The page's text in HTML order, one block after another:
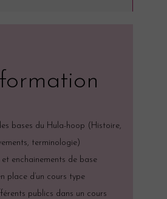
bases du Hula-hoop (Histoire,
terminologie)
et enchainements de base
place d’un cours type
publics dans un cours